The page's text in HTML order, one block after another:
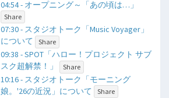
04:54 - オープニング～「あの頃は…」
Share
07:30 - スタジオトーク「Music Voyager」
について
Share
09:38 - SPOT「ハロー！プロジェクト サブ
スク超解禁！」
Share
10:16 - スタジオトーク「モーニング
娘。'26の近況」について
Share